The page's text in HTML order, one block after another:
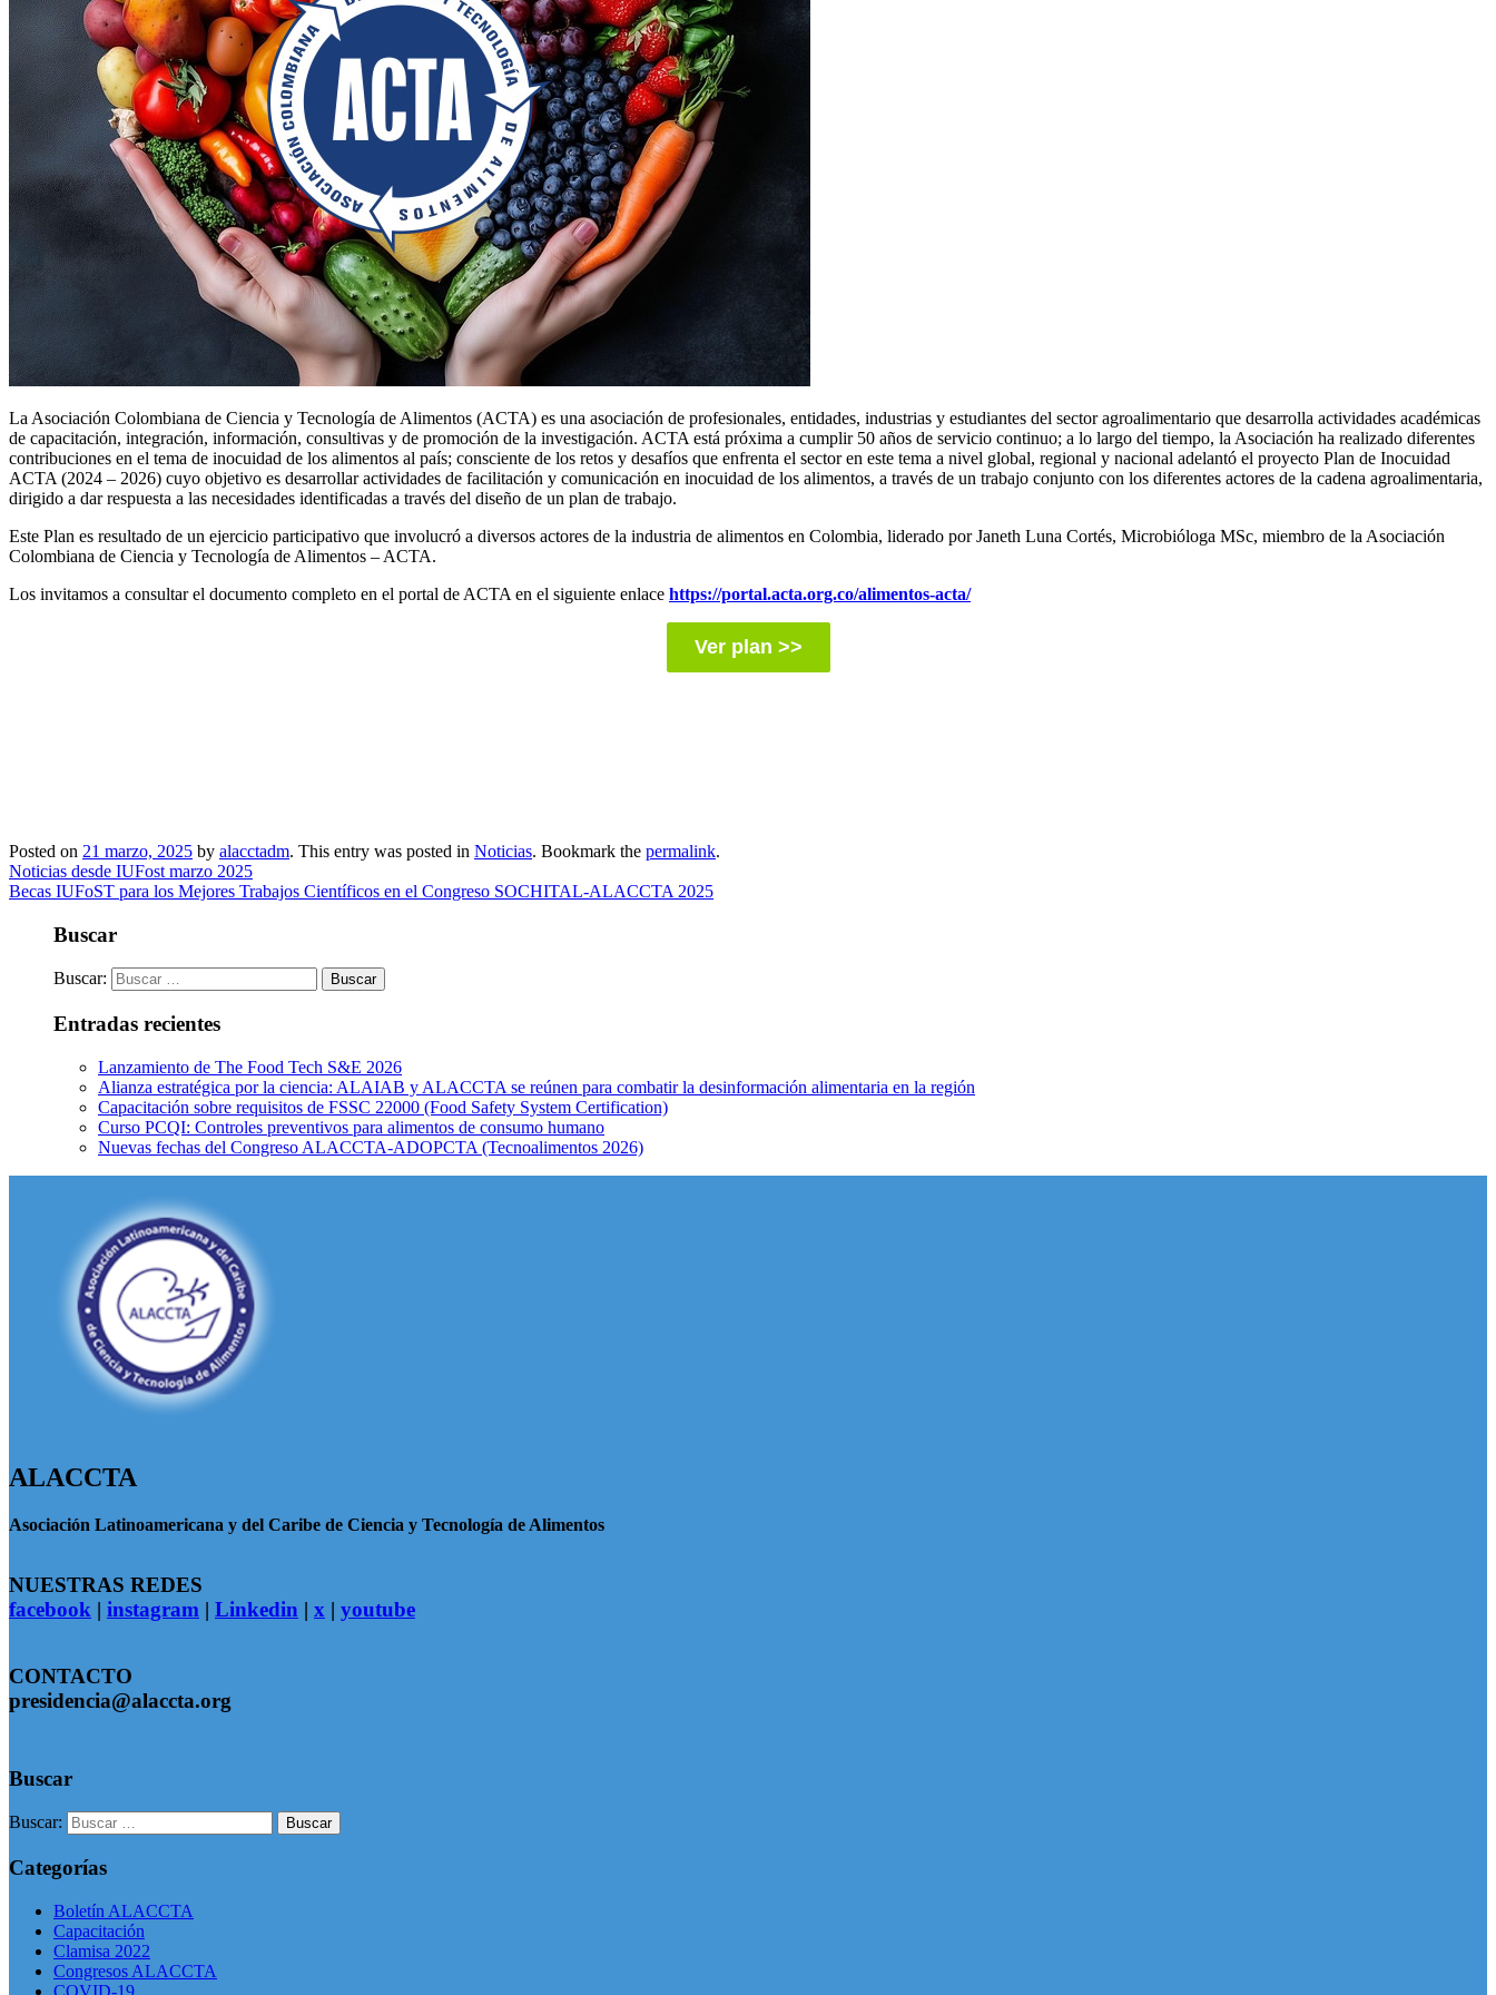
La Asociación Colombiana de Ciencia y Tecnología de Alimentos (ACTA) es una asociación de profesionales, entidades, industrias y estudiantes del sector agroalimentario que desarrolla actividades académicas
de capacitación, integración, información, consultivas y de promoción de la investigación. ACTA está próxima a cumplir 50 años de servicio continuo; a lo largo del tiempo, la Asociación ha realizado diferentes
contribuciones en el tema de inocuidad de los alimentos al país; consciente de los retos y desafíos que enfrenta el sector en este tema a nivel global, regional y nacional adelantó el proyecto Plan de Inocuidad
ACTA (2024 – 2026) cuyo objetivo es desarrollar actividades de facilitación y comunicación en inocuidad de los alimentos, a través de un trabajo conjunto con los diferentes actores de la cadena agroalimentaria,
dirigido a dar respuesta a las necesidades identificadas a través del diseño de un plan de trabajo.
Este Plan es resultado de un ejercicio participativo que involucró a diversos actores de la industria de alimentos en Colombia, liderado por Janeth Luna Cortés, Microbióloga MSc, miembro de la Asociación
Colombiana de Ciencia y Tecnología de Alimentos – ACTA.
Los invitamos a consultar el documento completo en el portal de ACTA en el siguiente enlace https://portal.acta.org.co/alimentos-acta/
Ver plan >>
Posted on 21 marzo, 2025 by alacctadm. This entry was posted in Noticias. Bookmark the permalink.
Noticias desde IUFost marzo 2025
Becas IUFoST para los Mejores Trabajos Científicos en el Congreso SOCHITAL-ALACCTA 2025
Buscar
Buscar:
Entradas recientes
Lanzamiento de The Food Tech S&E 2026
Alianza estratégica por la ciencia: ALAIAB y ALACCTA se reúnen para combatir la desinformación alimentaria en la región
Capacitación sobre requisitos de FSSC 22000 (Food Safety System Certification)
Curso PCQI: Controles preventivos para alimentos de consumo humano
Nuevas fechas del Congreso ALACCTA-ADOPCTA (Tecnoalimentos 2026)
ALACCTA
Asociación Latinoamericana y del Caribe de Ciencia y Tecnología de Alimentos
NUESTRAS REDES
facebook | instagram | Linkedin | x | youtube
CONTACTO
presidencia@alaccta.org
Buscar
Buscar:
Categorías
Boletín ALACCTA
Capacitación
Clamisa 2022
Congresos ALACCTA
COVID-19